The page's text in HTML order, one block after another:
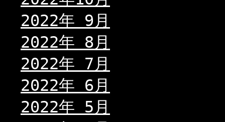
2022年 9月
2022年 8月
2022年 7月
2022年 6月
2022年 5月